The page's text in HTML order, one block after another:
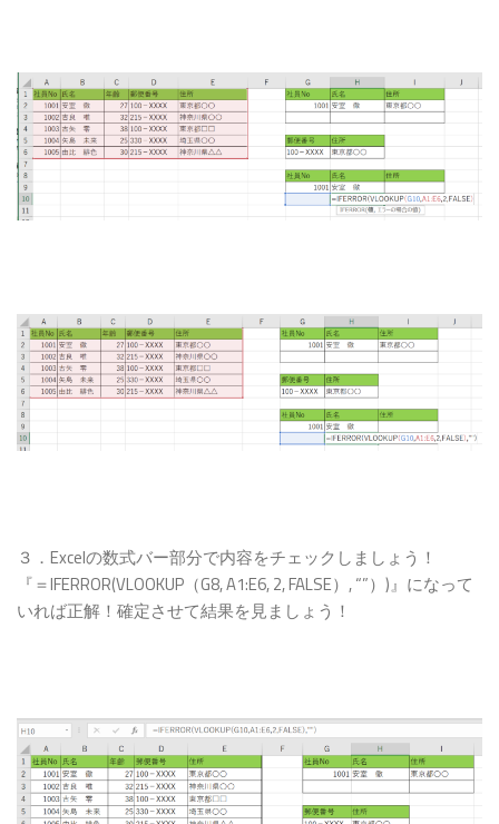
３．Excelの数式バー部分で内容をチェックしましょう！
『＝IFERROR(VLOOKUP（G8, A1:E6, 2, FALSE）, “”）)』になって
いれば正解！確定させて結果を見ましょう！